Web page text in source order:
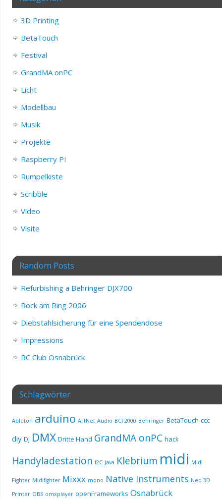
3D Printing
BetaTouch
Festival
GrandMA onPC
Licht
Modellbau
Musik
Projekte
Raspberry PI
Rumpelkiste
Scribble
Video
Visite
Random Posts
Refurbishing a Behringer DJX700
Rock am Ring 2006
Diebstahlsicherung für eine Spendendose
Impressions
RC Club Osnabrück
Schlagwörter
Ableton arduino ArtNet Audio BCF2000 Behringer BetaTouch ccc
diy DJ DMX Dritte Hand GrandMA onPC hack
Handyladestation I2C Java Klebrium midi Midi
Fighter Midifighter Mixxx mono Native Instruments Neo 3D
Printer OBS omxplayer openFrameworks Osnabrück